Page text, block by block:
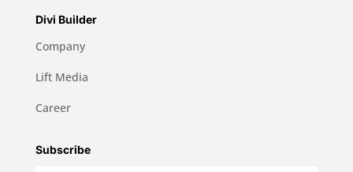
Divi Builder
Company
Lift Media
Career
Subscribe